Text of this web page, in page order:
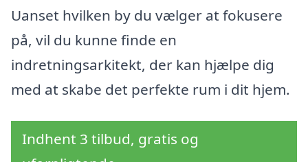
Uanset hvilken by du vælger at fokusere
på, vil du kunne finde en
indretningsarkitekt, der kan hjælpe dig
med at skabe det perfekte rum i dit hjem.
Indhent 3 tilbud, gratis og